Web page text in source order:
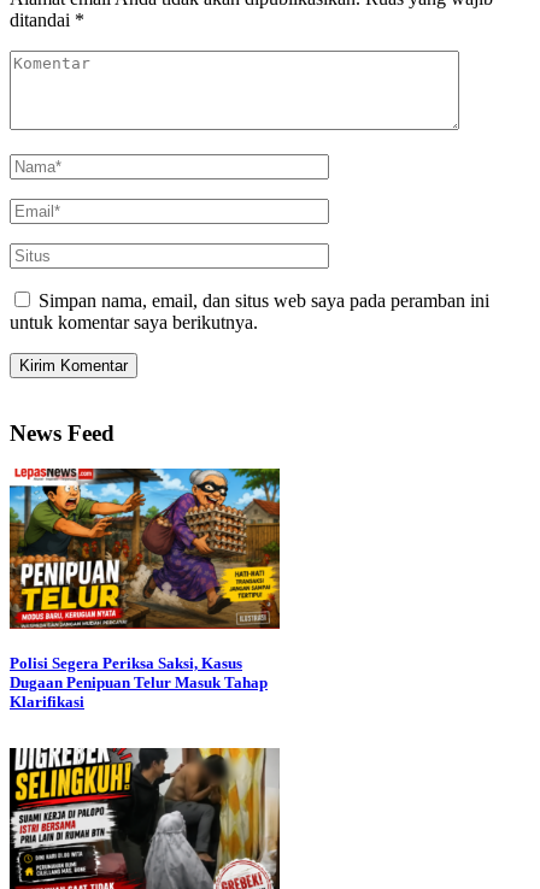
ditandai *
Simpan nama, email, dan situs web saya pada peramban ini
untuk komentar saya berikutnya.
News Feed
Polisi Segera Periksa Saksi, Kasus
Dugaan Penipuan Telur Masuk Tahap
Klarifikasi